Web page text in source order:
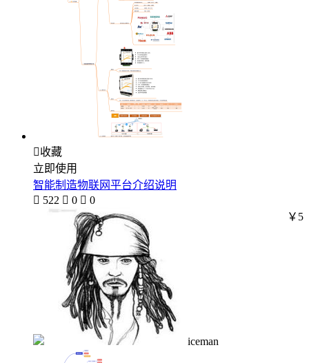
收藏
立即使用
智能制造物联网平台介绍说明
 522  0  0
iceman
￥5